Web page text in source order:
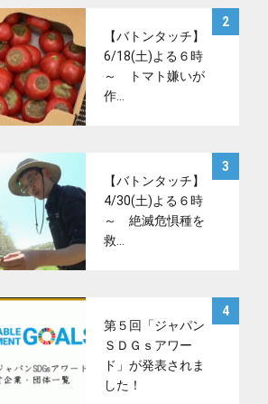
2
【バトンタッチ】
6/18(土)よる６時
～ トマト嫌いが
作…
3
【バトンタッチ】
4/30(土)よる６時
～ 絶滅危惧種を
救…
4
第５回「ジャパン
ＳＤＧｓアワー
ド」が発表されま
した！